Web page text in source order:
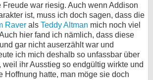
Freude war riesig. Auch wenn Addison
ist, muss ich doch sagen, dass die
Raver als Teddy Altman mich noch viel
hier fand ich nämlich, dass diese
gar nicht auserzählt war und
ich mich deshalb so unfassbar über
weil ihr Ausstieg so endgültig wirkte und
Hoffnung hatte, man möge sie doch